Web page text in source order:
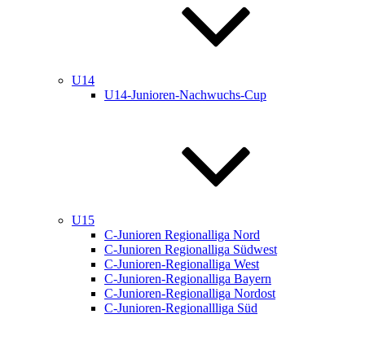
U14
U14-Junioren-Nachwuchs-Cup
U15
C-Junioren Regionalliga Nord
C-Junioren Regionalliga Südwest
C-Junioren-Regionalliga West
C-Junioren-Regionalliga Bayern
C-Junioren-Regionalliga Nordost
C-Junioren-Regionallliga Süd